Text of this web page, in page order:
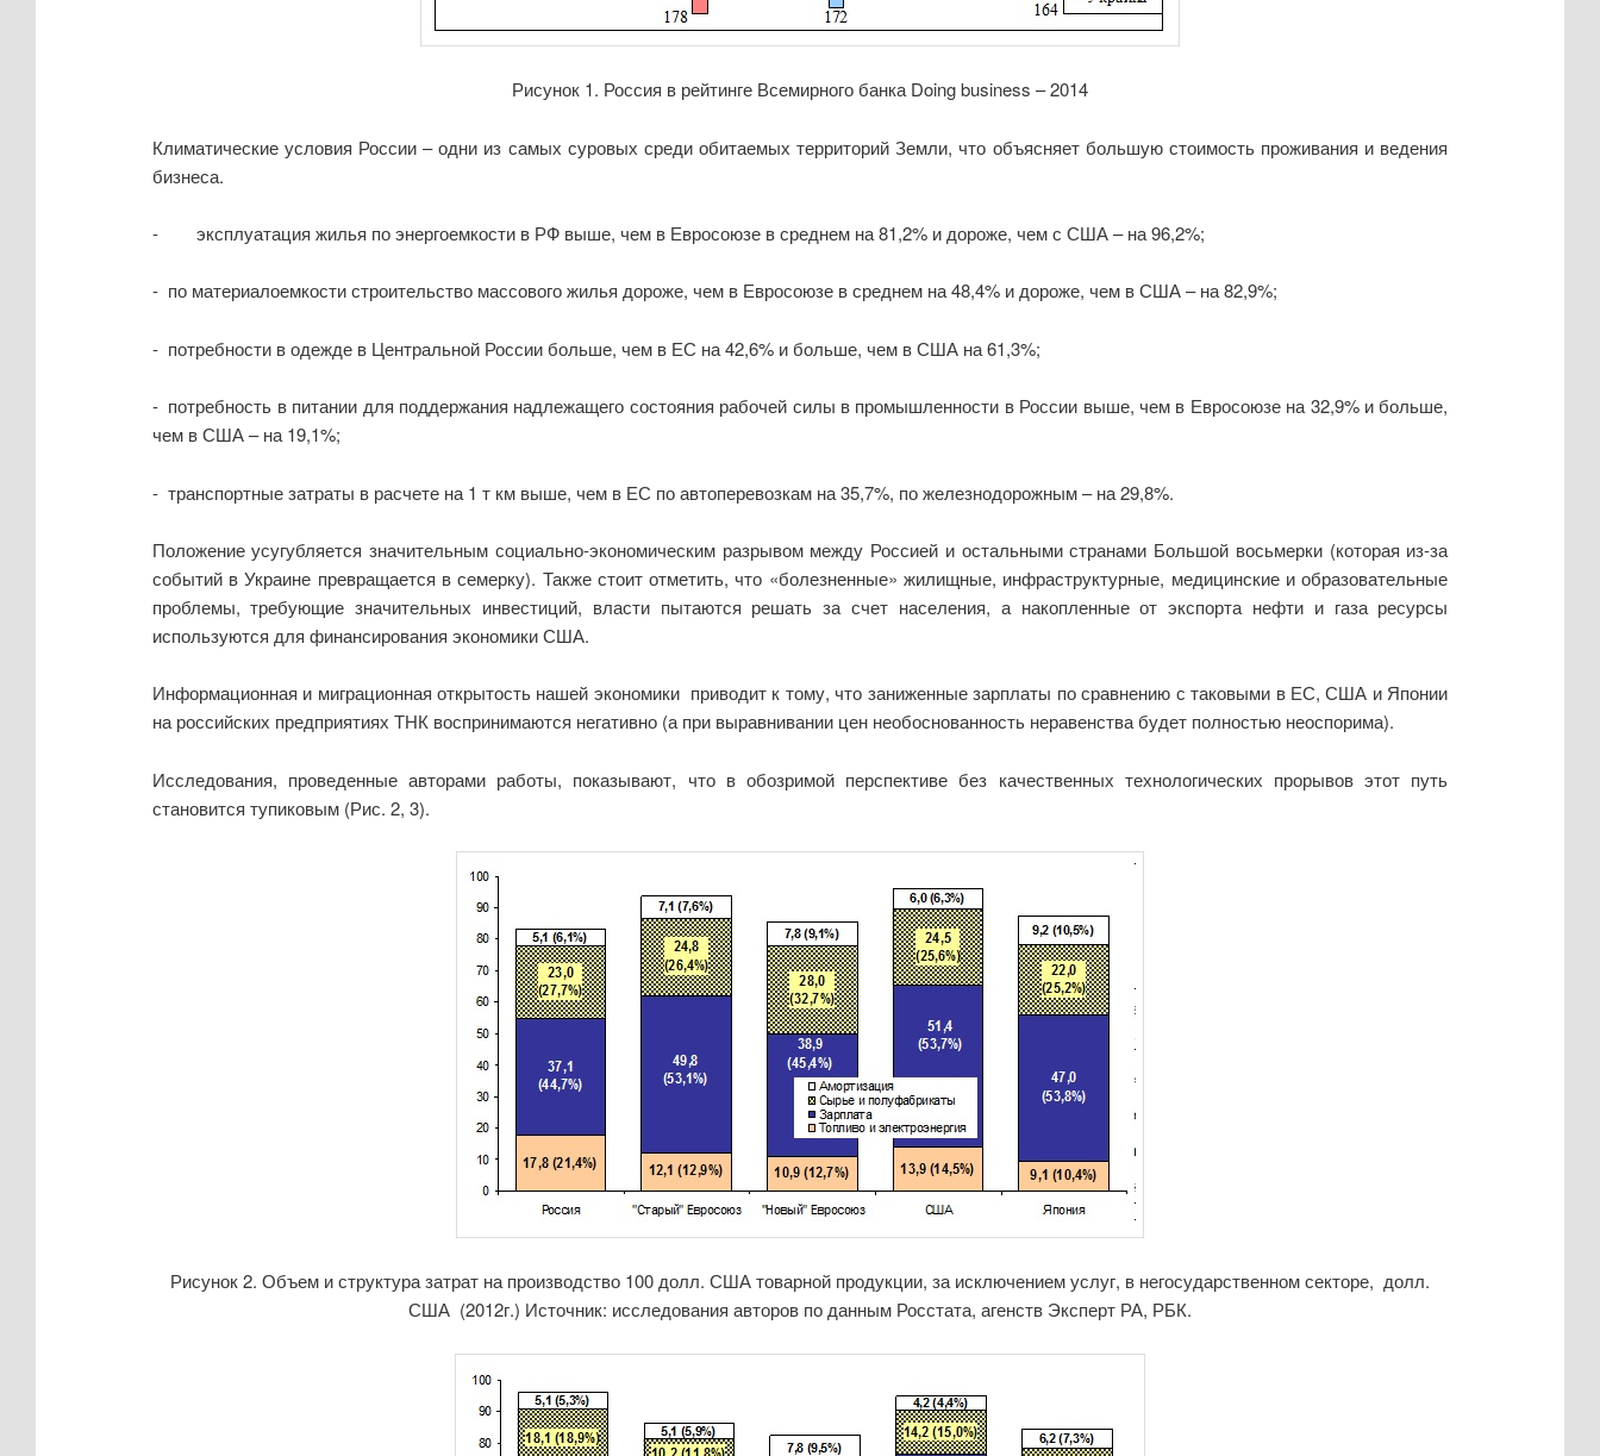
Рисунок 1. Россия в рейтинге Всемирного банка Doing business – 2014
Климатические условия России – одни из самых суровых среди обитаемых территорий Земли, что объясняет большую стоимость проживания и ведения
бизнеса.
- эксплуатация жилья по энергоемкости в РФ выше, чем в Евросоюзе в среднем на 81,2% и дороже, чем с США – на 96,2%;
- по материалоемкости строительство массового жилья дороже, чем в Евросоюзе в среднем на 48,4% и дороже, чем в США – на 82,9%;
- потребности в одежде в Центральной России больше, чем в ЕС на 42,6% и больше, чем в США на 61,3%;
- потребность в питании для поддержания надлежащего состояния рабочей силы в промышленности в России выше, чем в Евросоюзе на 32,9% и больше,
чем в США – на 19,1%;
- транспортные затраты в расчете на 1 т км выше, чем в ЕС по автоперевозкам на 35,7%, по железнодорожным – на 29,8%.
Положение усугубляется значительным социально-экономическим разрывом между Россией и остальными странами Большой восьмерки (которая из-за
событий в Украине превращается в семерку). Также стоит отметить, что «болезненные» жилищные, инфраструктурные, медицинские и образовательные
проблемы, требующие значительных инвестиций, власти пытаются решать за счет населения, а накопленные от экспорта нефти и газа ресурсы
используются для финансирования экономики США.
Информационная и миграционная открытость нашей экономики приводит к тому, что заниженные зарплаты по сравнению с таковыми в ЕС, США и Японии
на российских предприятиях ТНК воспринимаются негативно (а при выравнивании цен необоснованность неравенства будет полностью неоспорима).
Исследования, проведенные авторами работы, показывают, что в обозримой перспективе без качественных технологических прорывов этот путь
становится тупиковым (Рис. 2, 3).
Рисунок 2. Объем и структура затрат на производство 100 долл. США товарной продукции, за исключением услуг, в негосударственном секторе, долл.
США (2012г.) Источник: исследования авторов по данным Росстата, агенств Эксперт РА, РБК.